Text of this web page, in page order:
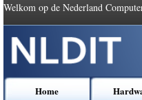
Welkom op de Nederland
Home